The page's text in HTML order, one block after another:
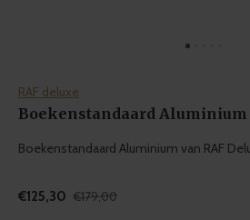
RAF deluxe
Boekenstandaard
Boekenstandaard Aluminium van RAF
€125,30 €179,00